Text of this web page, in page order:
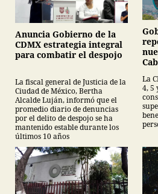
Anuncia Gobierno de la
CDMX estrategia integral
para combatir el despojo
La fiscal general de Justicia de la
Ciudad de México, Bertha
Alcalde Luján, informó que el
promedio diario de denuncias
por el delito de despojo se ha
mantenido estable durante los
últimos 10 años
La
4, 5